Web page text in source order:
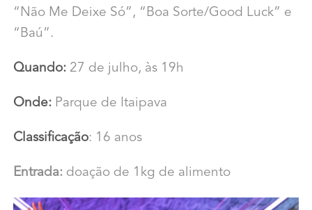
“Não Me Deixe Só”, “Boa Sorte/Good Luck” e
“Baú”.
Quando: 27 de julho, às 19h
Onde:Parque de Itaipava
Classificação: 16 anos
Entrada: doação de 1kg de alimento